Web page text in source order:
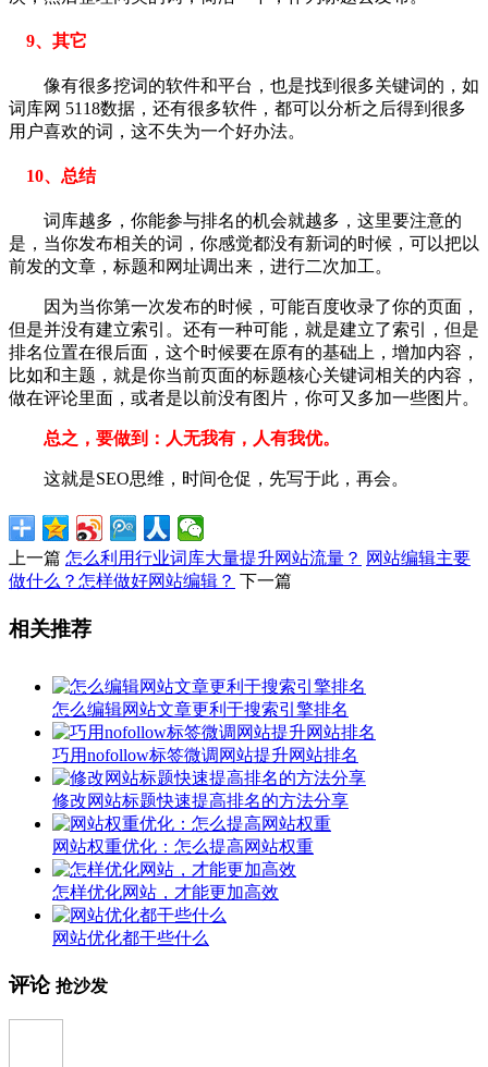
9、其它
像有很多挖词的软件和平台，也是找到很多关键词的，如
词库网 5118数据，还有很多软件，都可以分析之后得到很多
用户喜欢的词，这不失为一个好办法。
10、总结
词库越多，你能参与排名的机会就越多，这里要注意的
是，当你发布相关的词，你感觉都没有新词的时候，可以把以
前发的文章，标题和网址调出来，进行二次加工。
因为当你第一次发布的时候，可能百度收录了你的页面，
但是并没有建立索引。还有一种可能，就是建立了索引，但是
排名位置在很后面，这个时候要在原有的基础上，增加内容，
比如和主题，就是你当前页面的标题核心关键词相关的内容，
做在评论里面，或者是以前没有图片，你可又多加一些图片。
总之，要做到：人无我有，人有我优。
这就是SEO思维，时间仓促，先写于此，再会。
上一篇 怎么利用行业词库大量提升网站流量？ 网站编辑主要
做什么？怎样做好网站编辑？ 下一篇
相关推荐
怎么编辑网站文章更利于搜索引擎排名
巧用nofollow标签微调网站提升网站排名
修改网站标题快速提高排名的方法分享
网站权重优化：怎么提高网站权重
怎样优化网站，才能更加高效
网站优化都干些什么
评论 抢沙发